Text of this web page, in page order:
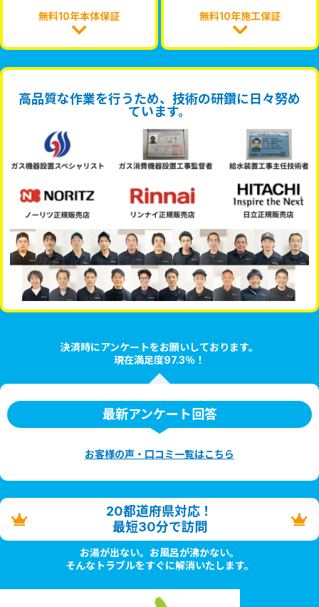
無料10年本体保証 無料10年施工保証
高品質な作業を行うため、技術の研鑽に日々努め
ています。
決済時にアンケートをお願いしております。
現在満足度97.3％！
最新アンケート回答
お客様の声・口コミ一覧はこちら
20都道府県対応！
最短30分で訪問
お湯が出ない。お風呂が沸かない。
そんなトラブルをすぐに解消いたします。